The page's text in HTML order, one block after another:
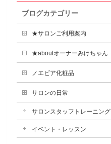
ブログカテゴリー
★サロンご利用案内
★aboutオーナーみけちゃん
ノエビア化粧品
サロンの日常
サロンスタッフトレーニング
イベント・レッスン